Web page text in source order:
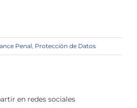
Penal, Protección de Datos
en redes sociales